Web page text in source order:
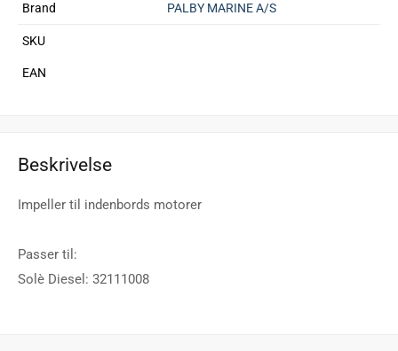
Brand PALBY MARINE A/S
SKU
EAN
Beskrivelse
Impeller til indenbords motorer
Passer til:
Solè Diesel: 32111008